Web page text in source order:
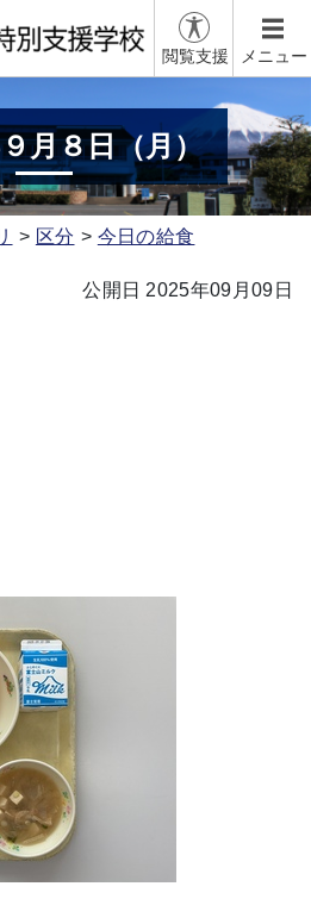
閲覧支援 メニュー
月８日（月）
区分 今日の給食
公開日 2025年09月09日